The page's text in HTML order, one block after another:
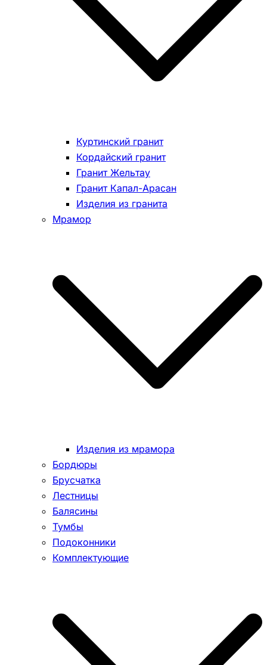
Куртинский гранит
Кордайский гранит
Гранит Жельтау
Гранит Капал-Арасан
Изделия из гранита
Мрамор
Изделия из мрамора
Бордюры
Брусчатка
Лестницы
Балясины
Тумбы
Подоконники
Комплектующие